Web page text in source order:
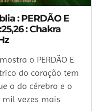
: PERDÃO E
: Chakra
o PERDÃO E
do coração tem
o do cérebro e o
vezes mais